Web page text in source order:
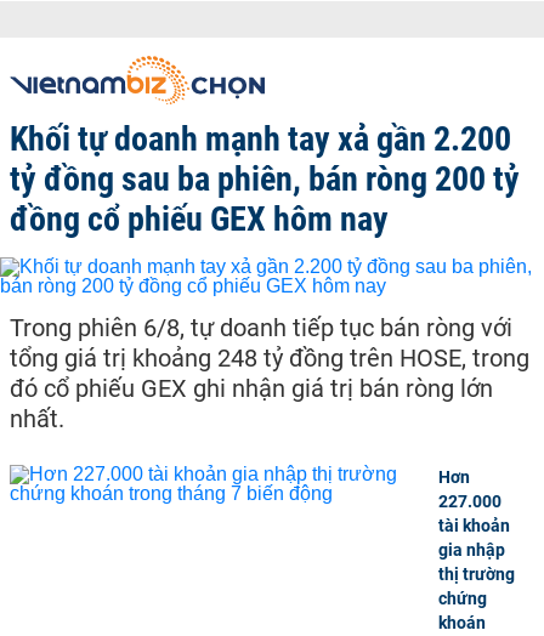
Khối tự doanh mạnh tay xả gần 2.200
tỷ đồng sau ba phiên, bán ròng 200 tỷ
đồng cổ phiếu GEX hôm nay
Trong phiên 6/8, tự doanh tiếp tục bán ròng với
tổng giá trị khoảng 248 tỷ đồng trên HOSE, trong
đó cổ phiếu GEX ghi nhận giá trị bán ròng lớn
nhất.
Hơn
227.000
tài khoản
gia nhập
thị trường
chứng
khoán